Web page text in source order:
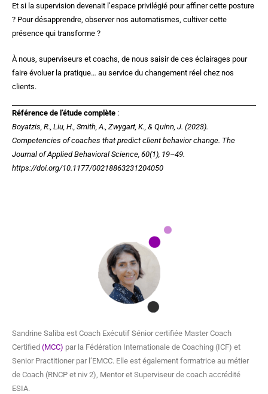
Et si la supervision devenait l’espace privilégié pour affiner cette posture
? Pour désapprendre, observer nos automatismes, cultiver cette
présence qui transforme ?
À nous, superviseurs et coachs, de nous saisir de ces éclairages pour
faire évoluer la pratique… au service du changement réel chez nos
clients.
Référence de l’étude complète :
Boyatzis, R., Liu, H., Smith, A., Zwygart, K., & Quinn, J. (2023).
Competencies of coaches that predict client behavior change. The
Journal of Applied Behavioral Science, 60(1), 19–49.
https://doi.org/10.1177/00218863231204050
Sandrine Saliba est Coach Exécutif Sénior certifiée Master Coach
Certified (MCC) par la Fédération Internationale de Coaching (ICF) et
Senior Practitioner par l’EMCC. Elle est également formatrice au métier
de Coach (RNCP et niv 2), Mentor et Superviseur de coach accrédité
ESIA.